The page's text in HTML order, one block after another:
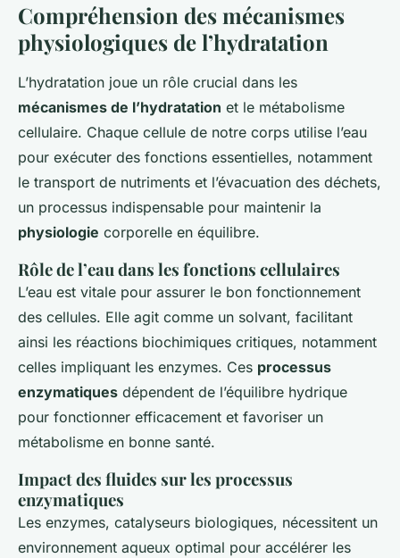
Compréhension des mécanismes
physiologiques de l’hydratation
L’hydratation joue un rôle crucial dans les
mécanismes de l’hydratation et le métabolisme
cellulaire. Chaque cellule de notre corps utilise l’eau
pour exécuter des fonctions essentielles, notamment
le transport de nutriments et l’évacuation des déchets,
un processus indispensable pour maintenir la
physiologie corporelle en équilibre.
Rôle de l’eau dans les fonctions cellulaires
L’eau est vitale pour assurer le bon fonctionnement
des cellules. Elle agit comme un solvant, facilitant
ainsi les réactions biochimiques critiques, notamment
celles impliquant les enzymes. Ces processus
enzymatiques dépendent de l’équilibre hydrique
pour fonctionner efficacement et favoriser un
métabolisme en bonne santé.
Impact des fluides sur les processus
enzymatiques
Les enzymes, catalyseurs biologiques, nécessitent un
environnement aqueux optimal pour accélérer les